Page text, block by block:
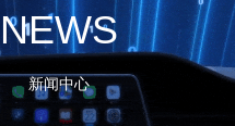
NEWS
新闻中心